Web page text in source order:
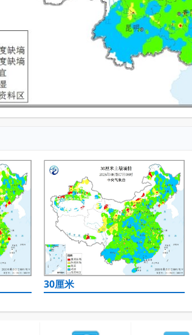
30厘米